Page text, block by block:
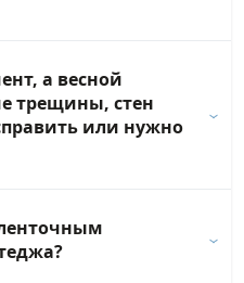
а весной
трещины, стен
или нужно